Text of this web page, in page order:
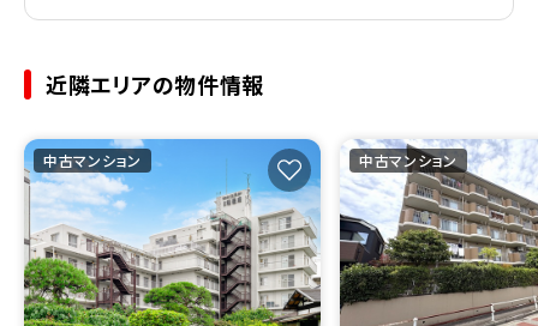
近隣エリアの物件情報
中古マンション 中古マンション